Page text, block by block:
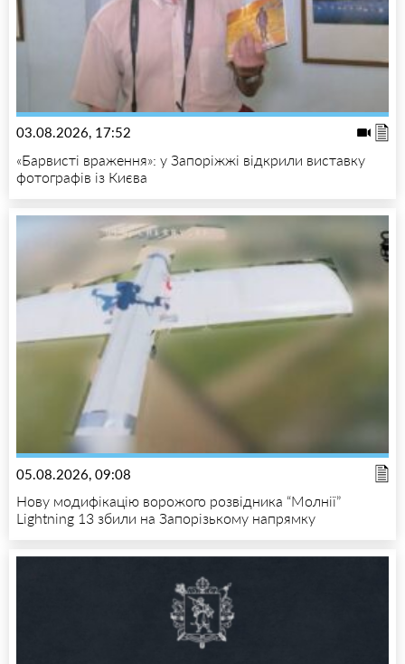
03.08.2026, 17:52
«Барвисті враження»: у Запоріжжі відкрили виставку
фотографів із Києва
05.08.2026, 09:08
Нову модифікацію ворожого розвідника “Молнії”
Lightning 13 збили на Запорізькому напрямку